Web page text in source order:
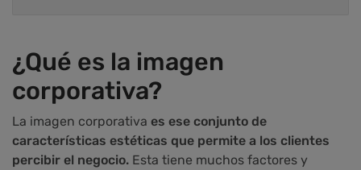
¿Qué es la imagen
corporativa?
La imagen corporativa es ese conjunto de
características estéticas que permite a los clientes
percibir el negocio. Esta tiene muchos factores y